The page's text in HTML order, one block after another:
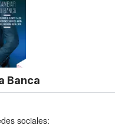
Banca
sociales: